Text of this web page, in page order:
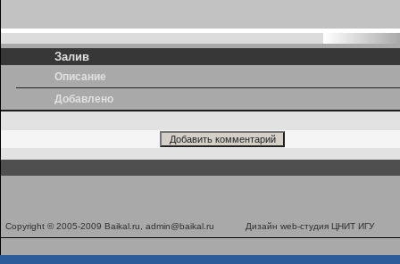
Залив
Описание
Добавлено
Copyright © 2005-2009 Baikal.ru, admin@baikal.ru Дизайн web-студия ЦНИТ ИГУ